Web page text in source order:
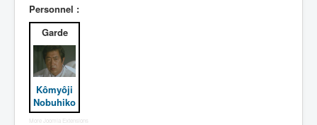
Jinzô ningen Kikaider (人造 人間
キカイダー) = Androïde Kikaider
Série
Personnages
Mechas
Personnel :
Garde
Kômyôji
Nobuhiko
More Joomla Extensions